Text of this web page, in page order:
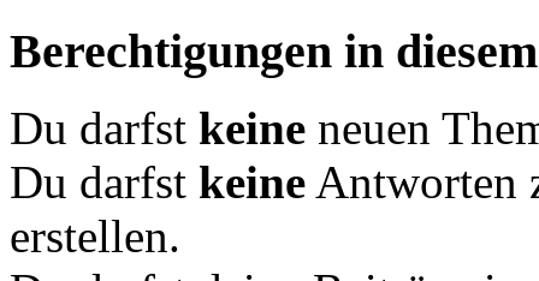
Berechtigungen in
Du darfst keine neuen
Du darfst keine Antworten
erstellen.